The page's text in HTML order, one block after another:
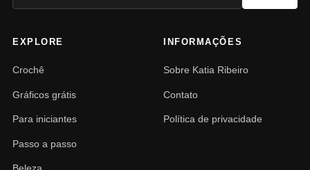
EXPLORE
Crochê
Gráficos grátis
Para iniciantes
Passo a passo
INFORMAÇÕES
Sobre Katia Ribeiro
Contato
Política de privacidade